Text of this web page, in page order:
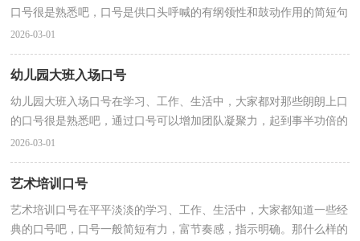
口号很是熟悉吧，口号是供口头呼喊的有纲领性和鼓动作用的简短句
子。还苦于找不到好的口号？下面是小编为大家整理...
2026-03-01
幼儿园大班入场口号
幼儿园大班入场口号在学习、工作、生活中，大家都对那些朗朗上口
的口号很是熟悉吧，通过口号可以增加团队凝聚力，起到事半功倍的
效果。那么都有哪些类型的口号呢？以下是小编为大家...
2026-03-01
艺术培训口号
艺术培训口号在平平淡淡的学习、工作、生活中，大家都知道一些经
典的口号吧，口号一般简短有力，富节奏感，指示明确。那什么样的